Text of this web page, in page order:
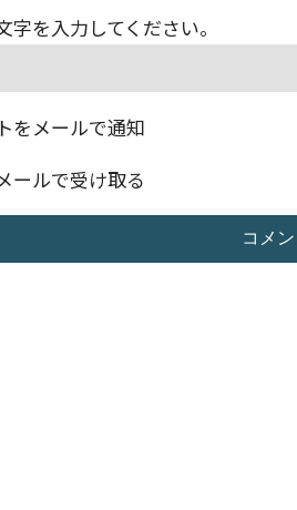
字を入力してください。
をメールで通知
ールで受け取る